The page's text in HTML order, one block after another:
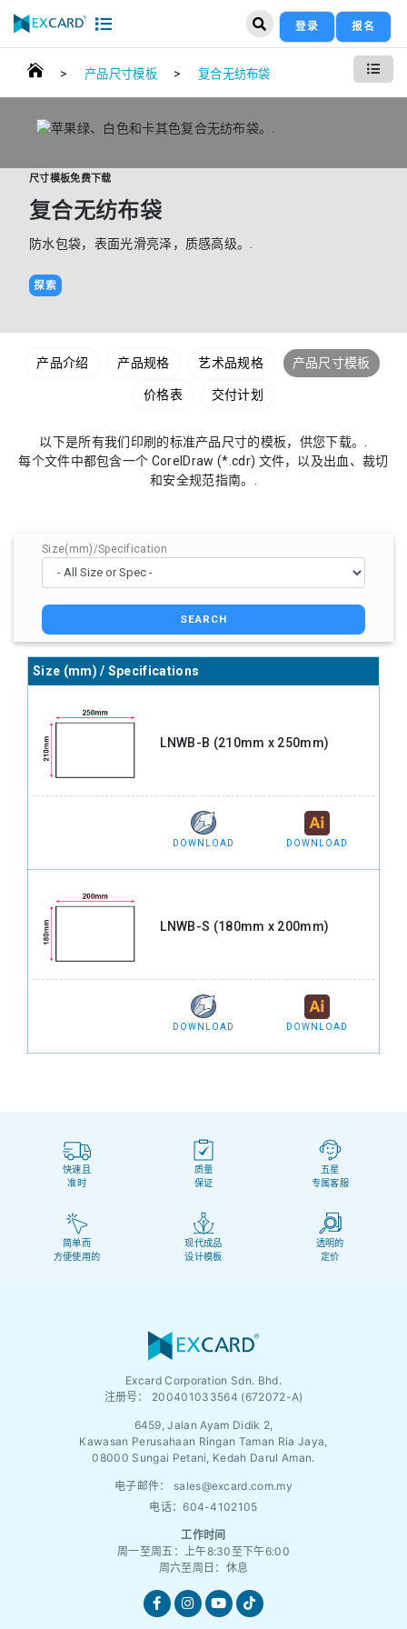
登录 报名
> 产品尺寸模板 > 复合无纺布袋
尺寸模板免费下载
复合无纺布袋
防水包袋，表面光滑亮泽，质感高级。.
探索
产品介绍 产品规格 艺术品规格 产品尺寸模板
价格表 交付计划
以下是所有我们印刷的标准产品尺寸的模板，供您下载。.
每个文件中都包含一个 CorelDraw (*.cdr) 文件，以及出血、裁切
和安全规范指南。.
Size(mm)/Specification
SEARCH
Size (mm) / Specifications
LNWB-B (210mm x 250mm)
DOWNLOAD DOWNLOAD
LNWB-S (180mm x 200mm)
DOWNLOAD DOWNLOAD
快速且
准时
质量
保证
五星
专属客服
简单而
方便使用的
现代成品
设计模板
透明的
定价
Excard Corporation Sdn. Bhd.
注册号： 200401033564 (672072-A)
6459, Jalan Ayam Didik 2,
Kawasan Perusahaan Ringan Taman Ria Jaya,
08000 Sungai Petani, Kedah Darul Aman.
电子邮件： sales@excard.com.my
电话：604-4102105
工作时间
周一至周五：上午8:30至下午6:00
周六至周日：休息